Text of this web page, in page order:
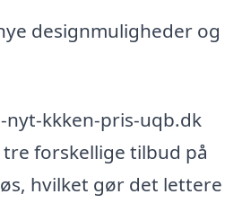
designmuligheder og
nyt-kkken-pris-uqb.dk
forskellige tilbud på
hvilket gør det lettere